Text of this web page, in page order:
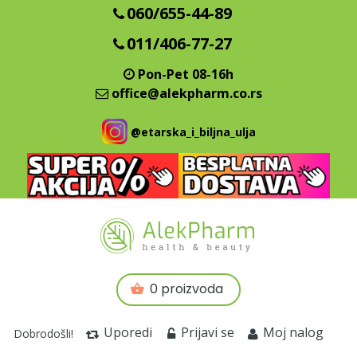
060/655-44-89
011/406-77-27
Pon-Pet 08-16h
office@alekpharm.co.rs
@etarska_i_biljna_ulja
0 proizvoda
Dobrodošli! Uporedi Prijavi se Moj nalog